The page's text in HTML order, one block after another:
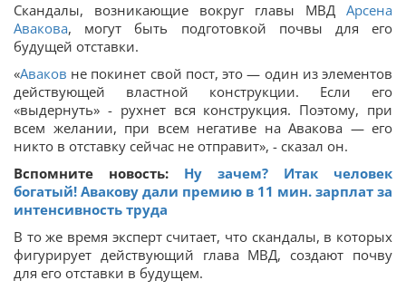
Скандалы, возникающие вокруг главы МВД Арсена
Авакова, могут быть подготовкой почвы для его
будущей отставки.
«Аваков не покинет свой пост, это — один из элементов
действующей властной конструкции. Если его
«выдернуть» - рухнет вся конструкция. Поэтому, при
всем желании, при всем негативе на Авакова — его
никто в отставку сейчас не отправит», - сказал он.
Вспомните новость: Ну зачем? Итак человек
богатый! Авакову дали премию в 11 мин. зарплат за
интенсивность труда
В то же время эксперт считает, что скандалы, в которых
фигурирует действующий глава МВД, создают почву
для его отставки в будущем.